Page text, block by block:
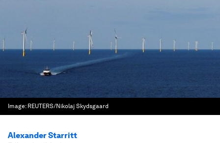
Image: REUTERS/Nikolaj Skydsgaard
Alexander Starritt